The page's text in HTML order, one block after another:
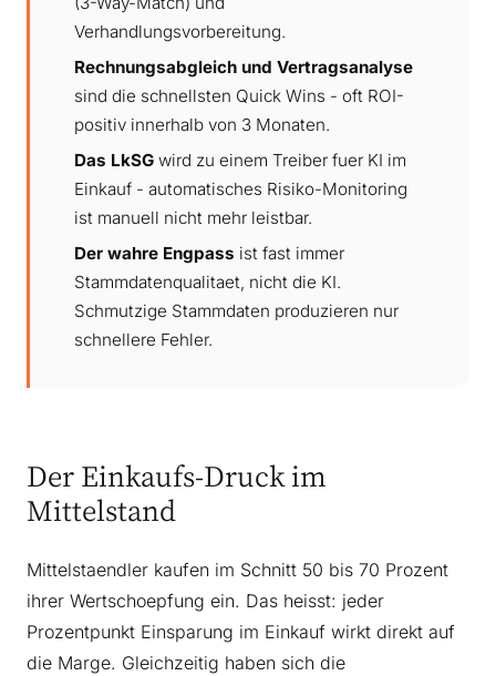
Verhandlungsvorbereitung.
Rechnungsabgleich und Vertragsanalyse
sind die schnellsten Quick Wins - oft ROI-
positiv innerhalb von 3 Monaten.
Das LkSG wird zu einem Treiber fuer KI im
Einkauf - automatisches Risiko-Monitoring
ist manuell nicht mehr leistbar.
Der wahre Engpass ist fast immer
Stammdatenqualitaet, nicht die KI.
Schmutzige Stammdaten produzieren nur
schnellere Fehler.
Der Einkaufs-Druck im
Mittelstand
Mittelstaendler kaufen im Schnitt 50 bis 70 Prozent
ihrer Wertschoepfung ein. Das heisst: jeder
Prozentpunkt Einsparung im Einkauf wirkt direkt auf
die Marge. Gleichzeitig haben sich die